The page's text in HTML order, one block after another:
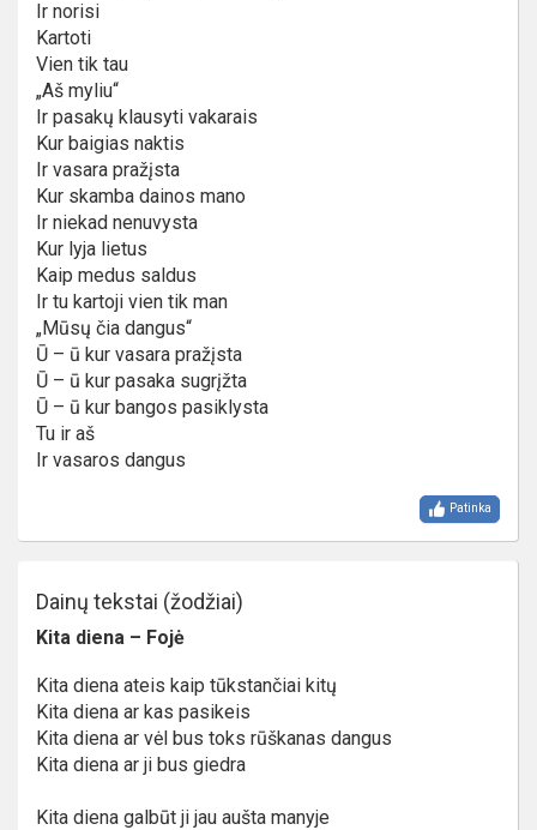
Ir norisi
Kartoti
Vien tik tau
„Aš myliu“
Ir pasakų klausyti vakarais
Kur baigias naktis
Ir vasara pražįsta
Kur skamba dainos mano
Ir niekad nenuvysta
Kur lyja lietus
Kaip medus saldus
Ir tu kartoji vien tik man
„Mūsų čia dangus“
Ū – ū kur vasara pražįsta
Ū – ū kur pasaka sugrįžta
Ū – ū kur bangos pasiklysta
Tu ir aš
Ir vasaros dangus
Patinka
Dainų tekstai (žodžiai)
Kita diena – Fojė
Kita diena ateis kaip tūkstančiai kitų
Kita diena ar kas pasikeis
Kita diena ar vėl bus toks rūškanas dangus
Kita diena ar ji bus giedra
Kita diena galbūt ji jau aušta manyje